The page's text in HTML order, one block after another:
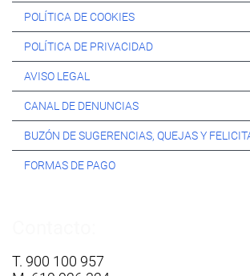
POLÍTICA DE COOKIES
POLÍTICA DE PRIVACIDAD
AVISO LEGAL
CANAL DE DENUNCIAS
BUZÓN DE SUGERENCIAS, QUEJAS Y
FORMAS DE PAGO
T. 900 100 957